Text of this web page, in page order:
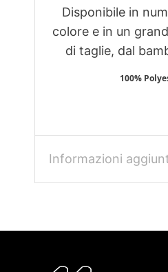
Disponibile in
colore e in un
di taglie, dal
100%
Informazioni